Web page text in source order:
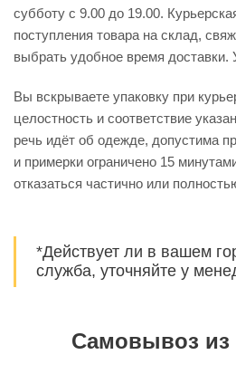
субботу с 9.00 до 19.00.
поступления товара на склад,
выбрать удобное время доставки.
Вы вскрываете упаковку при
целостность и соответствие
речь идёт об одежде, допустима
и примерки ограничено 15
отказаться частично или
*Действует ли в вашем
служба, уточняйте у
Самовывоз из